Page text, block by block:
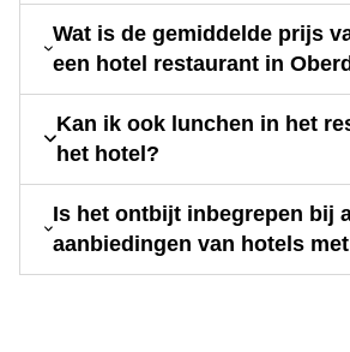
Wat is de gemiddelde prijs
een hotel restaurant in
Kan ik ook lunchen in het
het hotel?
Is het ontbijt inbegrepen bij
aanbiedingen van hotels